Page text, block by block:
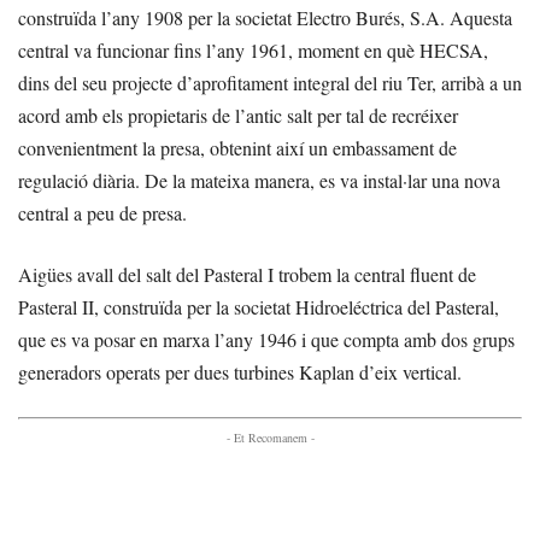
construïda l’any 1908 per la societat Electro Burés, S.A. Aquesta
central va funcionar fins l’any 1961, moment en què HECSA,
dins del seu projecte d’aprofitament integral del riu Ter, arribà a un
acord amb els propietaris de l’antic salt per tal de recréixer
convenientment la presa, obtenint així un embassament de
regulació diària. De la mateixa manera, es va instal·lar una nova
central a peu de presa.
Aigües avall del salt del Pasteral I trobem la central fluent de
Pasteral II, construïda per la societat Hidroeléctrica del Pasteral,
que es va posar en marxa l’any 1946 i que compta amb dos grups
generadors operats per dues turbines Kaplan d’eix vertical.
- Et Recomanem -